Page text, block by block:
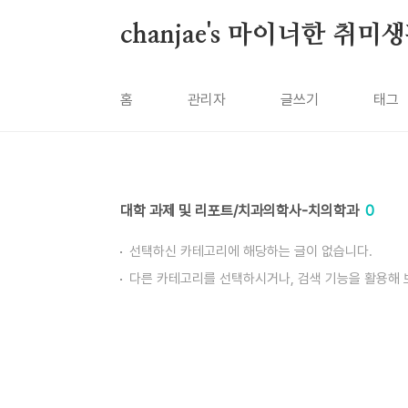
chanjae's 마이너한 취미
홈 관리자 글쓰기 태그
대학 과제 및 리포트/치과의학사-치의학과 0
선택하신 카테고리에 해당하는 글이 없습니다.
다른 카테고리를 선택하시거나, 검색 기능을 활용해